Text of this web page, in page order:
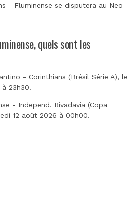
- Fluminense se disputera au Neo
quels sont les
- Corinthians (Brésil Série A), le
23h30.
- Independ. Rivadavia (Copa
12 août 2026 à 00h00.